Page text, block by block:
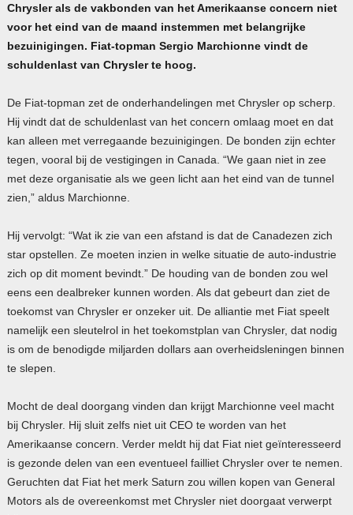
Chrysler als de vakbonden van het Amerikaanse concern niet
voor het eind van de maand instemmen met belangrijke
bezuinigingen. Fiat-topman Sergio Marchionne vindt de
schuldenlast van Chrysler te hoog.
De Fiat-topman zet de onderhandelingen met Chrysler op scherp.
Hij vindt dat de schuldenlast van het concern omlaag moet en dat
kan alleen met verregaande bezuinigingen. De bonden zijn echter
tegen, vooral bij de vestigingen in Canada. “We gaan niet in zee
met deze organisatie als we geen licht aan het eind van de tunnel
zien,” aldus Marchionne.
Hij vervolgt: “Wat ik zie van een afstand is dat de Canadezen zich
star opstellen. Ze moeten inzien in welke situatie de auto-industrie
zich op dit moment bevindt.” De houding van de bonden zou wel
eens een dealbreker kunnen worden. Als dat gebeurt dan ziet de
toekomst van Chrysler er onzeker uit. De alliantie met Fiat speelt
namelijk een sleutelrol in het toekomstplan van Chrysler, dat nodig
is om de benodigde miljarden dollars aan overheidsleningen binnen
te slepen.
Mocht de deal doorgang vinden dan krijgt Marchionne veel macht
bij Chrysler. Hij sluit zelfs niet uit CEOte worden van het
Amerikaanse concern. Verder meldt hij dat Fiat niet geïnteresseerd
is gezonde delen van een eventueel failliet Chrysler over te nemen.
Geruchten dat Fiat het merk Saturn zou willen kopen van General
Motors als de overeenkomst met Chrysler niet doorgaat verwerpt